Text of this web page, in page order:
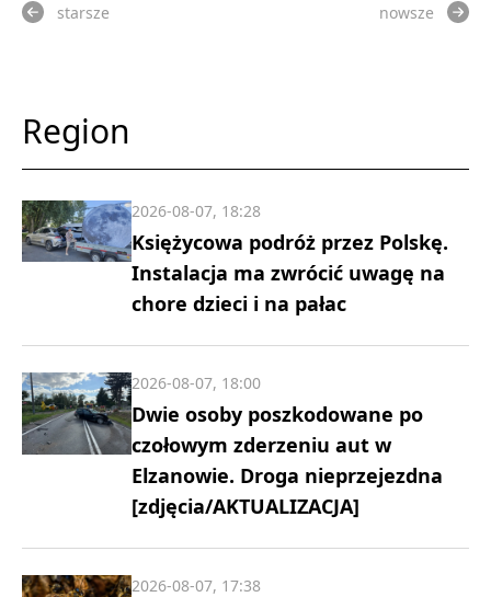
starsze nowsze
Region
Księżycowa podróż przez Polskę.
Instalacja ma zwrócić uwagę na
chore dzieci i na pałac
2026-08-07, 18:28
Dwie osoby poszkodowane po
czołowym zderzeniu aut w
Elzanowie. Droga nieprzejezdna
[zdjęcia/AKTUALIZACJA]
2026-08-07, 18:00
2026-08-07, 17:38